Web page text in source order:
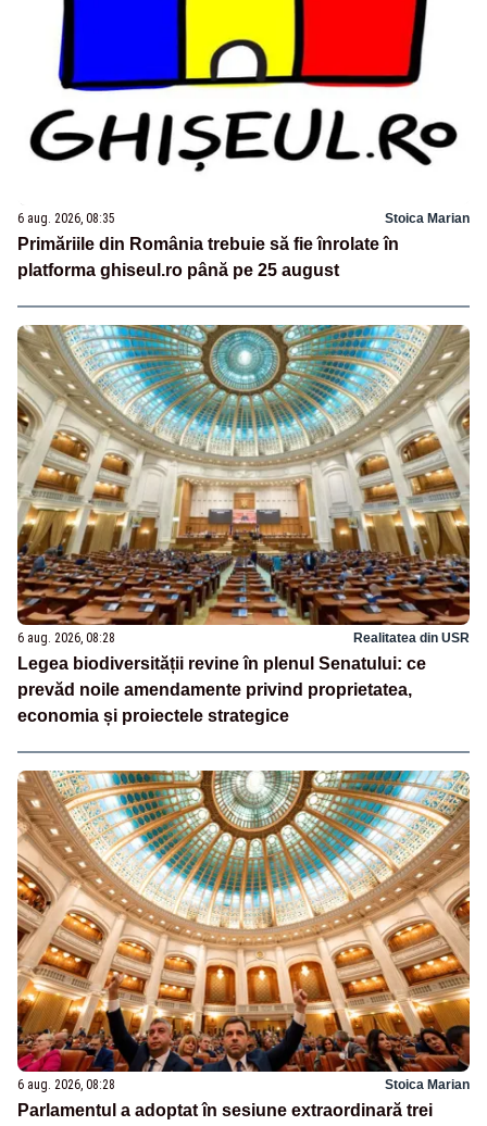
6 aug. 2026, 08:35 Stoica Marian
Primăriile din România trebuie să fie înrolate în
platforma ghiseul.ro până pe 25 august
6 aug. 2026, 08:28 Realitatea din USR
Legea biodiversității revine în plenul Senatului: ce
prevăd noile amendamente privind proprietatea,
economia și proiectele strategice
6 aug. 2026, 08:28 Stoica Marian
Parlamentul a adoptat în sesiune extraordinară trei